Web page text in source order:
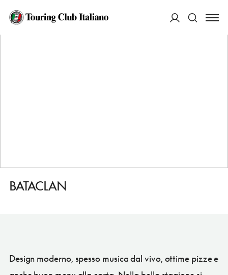
HOME
BATACLAN
Design moderno, spesso musica dal vivo, ottime pizze e